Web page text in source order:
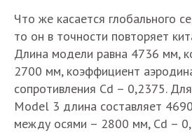
Что же касается глобального
то он в точности повторяет
Длина модели равна 4736 мм,
2700 мм, коэффициент
сопротивления Cd – 0,2375.
Model 3 длина составляет
между осями – 2800 мм, Cd –